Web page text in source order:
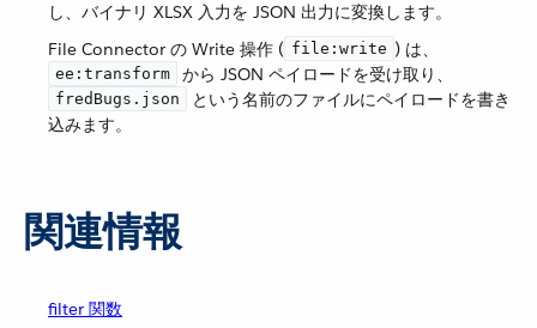
し、バイナリ XLSX 入力を JSON 出力に変換します。
File Connector の Write 操作 (​ file:write ​) は、​
ee:transform ​ から JSON ペイロードを受け取り、​
fredBugs.json
​ という名前のファイルにペイロードを書き
込みます。
関連情報
filter 関数